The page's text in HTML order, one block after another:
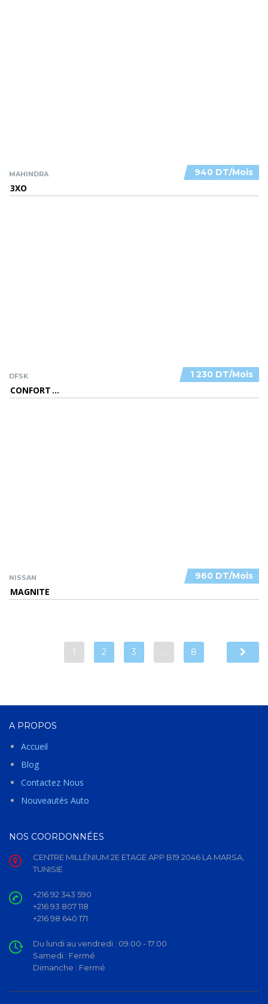
940 DT/Mois
MAHINDRA
3XO
1 230 DT/Mois
DFSK
CONFORT ...
960 DT/Mois
NISSAN
MAGNITE
1 2 3 … 8
A PROPOS
Accueil
Blog
Contactez Nous
Nouveautés Auto
NOS COORDONNÉES
CENTRE MILLÉNIUM 2E ETAGE APP B19 2046 LA MARSA,
TUNISIE
+216 92 343 590
+216 93 807 118
+216 98 640 171
Du lundi au vendredi : 09:00 - 17:00
Samedi : Fermé
Dimanche : Fermé